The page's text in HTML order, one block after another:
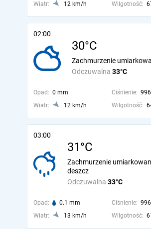
Wiatr:
12 km/h Wilgotność:
02:00
30°C
Odczuwalna 33°C
Zachmurzenie
Opad: 0 mm Ciśnienie:
Wiatr:
12 km/h Wilgotność:
03:00
31°C
Odczuwalna 33°C
Zachmurzenie
deszcz
Opad: 0.1 mm Ciśnienie:
Wiatr:
13 km/h Wilgotność: